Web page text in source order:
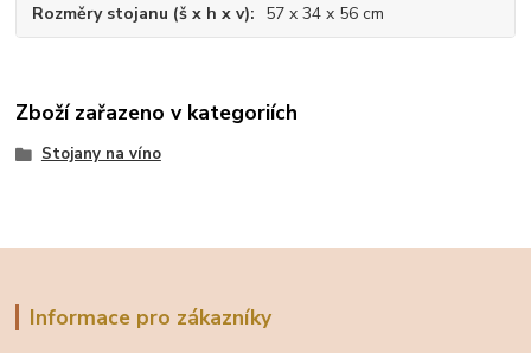
Rozměry stojanu (š x h x v) 57 x 34 x 56 cm
Zboží zařazeno v kategoriích
Stojany na víno
Informace pro zákazníky